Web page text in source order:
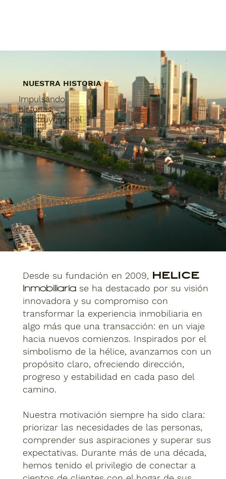
Impulsando
historias,
construyendo el
futuro
NUESTRA HISTORIA
Desde su fundación en 2009, HELICE
Inmobiliariase ha destacado por su visión
innovadora y su compromiso con
transformar la experiencia inmobiliaria en
algo más que una transacción: en un viaje
hacia nuevos comienzos. Inspirados por el
simbolismo de la hélice, avanzamos con un
propósito claro, ofreciendo dirección,
progreso y estabilidad en cada paso del
camino.
Nuestra motivación siempre ha sido clara:
priorizar las necesidades de las personas,
comprender sus aspiraciones y superar sus
expectativas. Durante más de una década,
hemos tenido el privilegio de conectar a